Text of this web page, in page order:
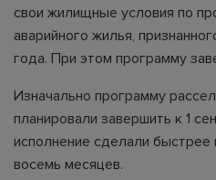
свои жилищные условия по
аварийного жилья,
года. При этом программу
Изначально программу
планировали завершить к 1
исполнение сделали быстрее
восемь месяцев.